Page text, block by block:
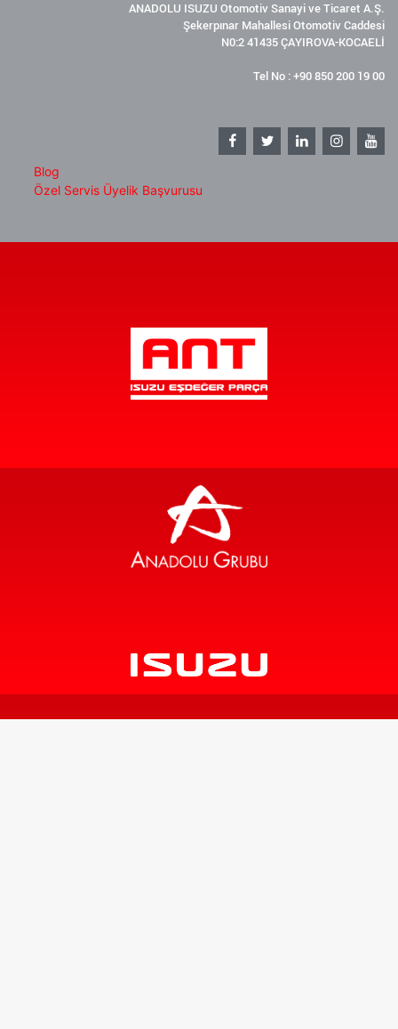
ANADOLU ISUZU Otomotiv Sanayi ve Ticaret A.Ş.
Şekerpınar Mahallesi Otomotiv Caddesi
N0:2 41435 ÇAYIROVA-KOCAELİ
Tel No : +90 850 200 19 00
Blog
Özel Servis Üyelik Başvurusu